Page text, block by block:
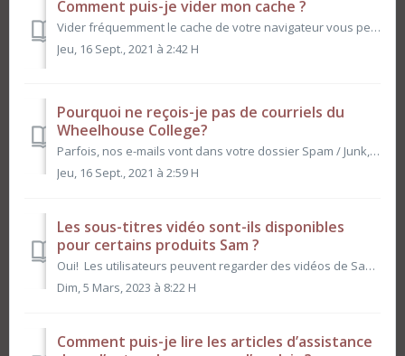
Comment puis-je vider mon cache ?
Vider fréquemment le cache de votre navigateur vous permettra de profiter des performances optimales du LMS en vous tenant au courant de nos dernières versi...
Jeu, 16 Sept., 2021 à 2:42 H
Pourquoi ne reçois-je pas de courriels du
Wheelhouse College?
Parfois, nos e-mails vont dans votre dossier Spam / Junk, alors assurez-vous d’y vérifier d’abord. Si ce n’est pas le cas et que vous êtes sûr d’avoir entré...
Jeu, 16 Sept., 2021 à 2:59 H
Les sous-titres vidéo sont-ils disponibles
pour certains produits Sam ?
Oui! Les utilisateurs peuvent regarder des vidéos de Sam’s Garage sous-titrées en anglais, français, allemand ou espagnol. De plus, les vidéos de mise en ...
Dim, 5 Mars, 2023 à 8:22 H
Comment puis-je lire les articles d’assistance